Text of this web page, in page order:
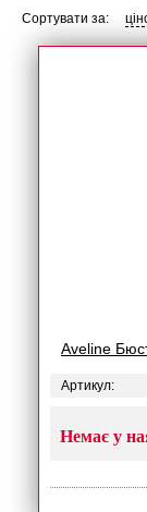
Сортувати за:
Aveline
Артикул:
Немає у